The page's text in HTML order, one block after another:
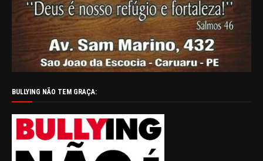
BULLYING NÃO TEM GRAÇA: